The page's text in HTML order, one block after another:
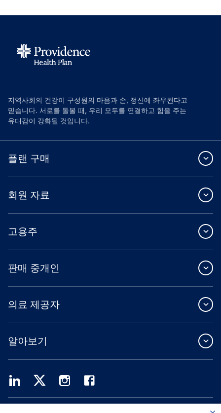
지역사회의 건강이 구성원의 마음과 손, 정신에 좌우된다고
믿습니다. 서로를 돌볼 때, 우리 모두를 연결하고 힘을 주는
유대감이 강화될 것입니다.
플랜 구매
회원 자료
고용주
판매 중개인
의료 제공자
알아보기